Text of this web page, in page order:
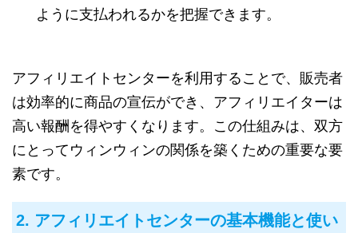
ように支払われるかを把握できます。
アフィリエイトセンターを利用することで、販売者
は効率的に商品の宣伝ができ、アフィリエイターは
高い報酬を得やすくなります。この仕組みは、双方
にとってウィンウィンの関係を築くための重要な要
素です。
2. アフィリエイトセンターの基本機能と使い